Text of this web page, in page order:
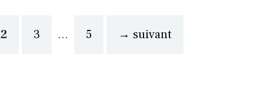
Page
2 Page
3 … Page
5 → suivant